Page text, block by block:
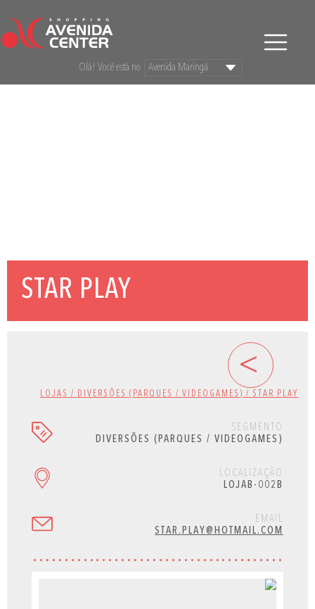
Olá! Você está no
STAR PLAY
LOJAS / DIVERSÕES (PARQUES / VIDEOGAMES) / STAR PLAY
<
SEGMENTO
DIVERSÕES (PARQUES / VIDEOGAMES)
LOCALIZAÇÃO
LOJAB-002B
EMAIL
STAR.PLAY@HOTMAIL.COM